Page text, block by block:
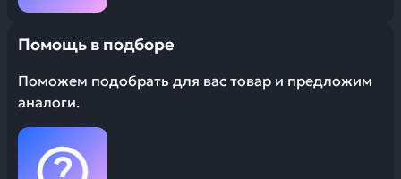
Помощь в подборе
Поможем подобрать для вас товар и предложим
аналоги.